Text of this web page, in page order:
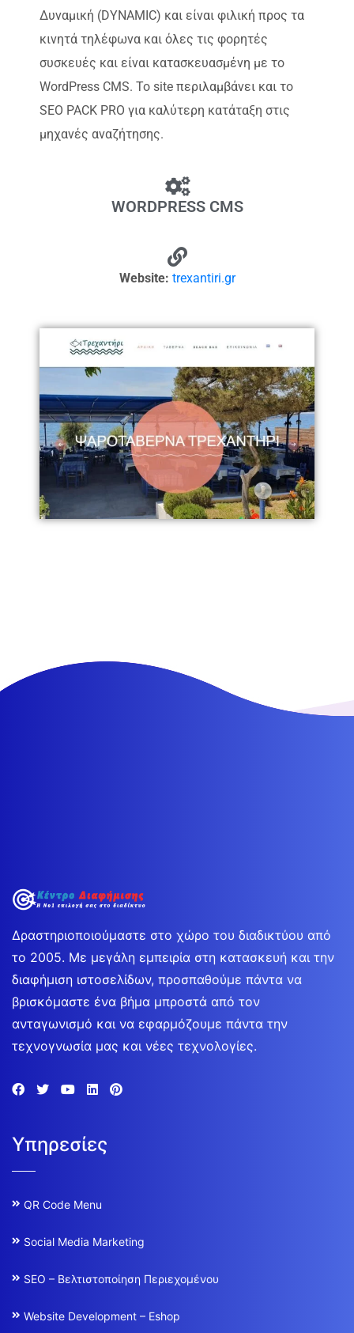
Δυναμική (DYNAMIC) και είναι φιλική προς τα
κινητά τηλέφωνα και όλες τις φορητές
συσκευές και είναι κατασκευασμένη με το
WordPress CMS. Το site περιλαμβάνει και το
SEO PACK PRO για καλύτερη κατάταξη στις
μηχανές αναζήτησης.
WORDPRESS CMS
Website: trexantiri.gr
Δραστηριοποιούμαστε στο χώρο του διαδικτύου από
το 2005. Με μεγάλη εμπειρία στη κατασκευή και την
διαφήμιση ιστοσελίδων, προσπαθούμε πάντα να
βρισκόμαστε ένα βήμα μπροστά από τον
ανταγωνισμό και να εφαρμόζουμε πάντα την
τεχνογνωσία μας και νέες τεχνολογίες.
Υπηρεσίες
QR Code Menu
Social Media Marketing
SEO – Βελτιστοποίηση Περιεχομένου
Website Development – Eshop